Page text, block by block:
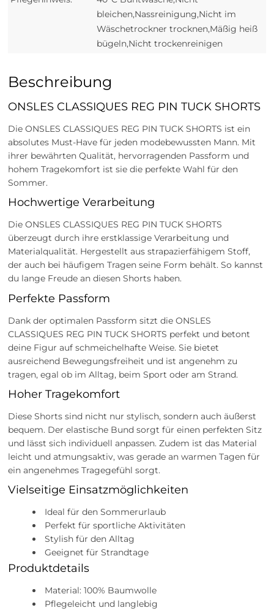
bleichen,Nassreinigung,Nicht im
Wäschetrockner trocknen,Mäßig heiß
bügeln,Nicht trockenreinigen
Beschreibung
ONSLES CLASSIQUES REG PIN TUCK SHORTS
Die ONSLES CLASSIQUES REG PIN TUCK SHORTS ist ein
absolutes Must-Have für jeden modebewussten Mann. Mit
ihrer bewährten Qualität, hervorragenden Passform und
hohem Tragekomfort ist sie die perfekte Wahl für den
Sommer.
Hochwertige Verarbeitung
Die ONSLES CLASSIQUES REG PIN TUCK SHORTS
überzeugt durch ihre erstklassige Verarbeitung und
Materialqualität. Hergestellt aus strapazierfähigem Stoff,
der auch bei häufigem Tragen seine Form behält. So kannst
du lange Freude an diesen Shorts haben.
Perfekte Passform
Dank der optimalen Passform sitzt die ONSLES
CLASSIQUES REG PIN TUCK SHORTS perfekt und betont
deine Figur auf schmeichelhafte Weise. Sie bietet
ausreichend Bewegungsfreiheit und ist angenehm zu
tragen, egal ob im Alltag, beim Sport oder am Strand.
Hoher Tragekomfort
Diese Shorts sind nicht nur stylisch, sondern auch äußerst
bequem. Der elastische Bund sorgt für einen perfekten Sitz
und lässt sich individuell anpassen. Zudem ist das Material
leicht und atmungsaktiv, was gerade an warmen Tagen für
ein angenehmes Tragegefühl sorgt.
Vielseitige Einsatzmöglichkeiten
Ideal für den Sommerurlaub
Perfekt für sportliche Aktivitäten
Stylish für den Alltag
Geeignet für Strandtage
Produktdetails
Material: 100% Baumwolle
Pflegeleicht und langlebig